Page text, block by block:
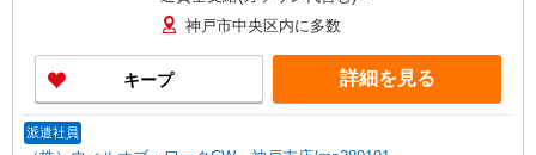
神戸市中央区内に多数
キープ 詳細を見る
派遣社員